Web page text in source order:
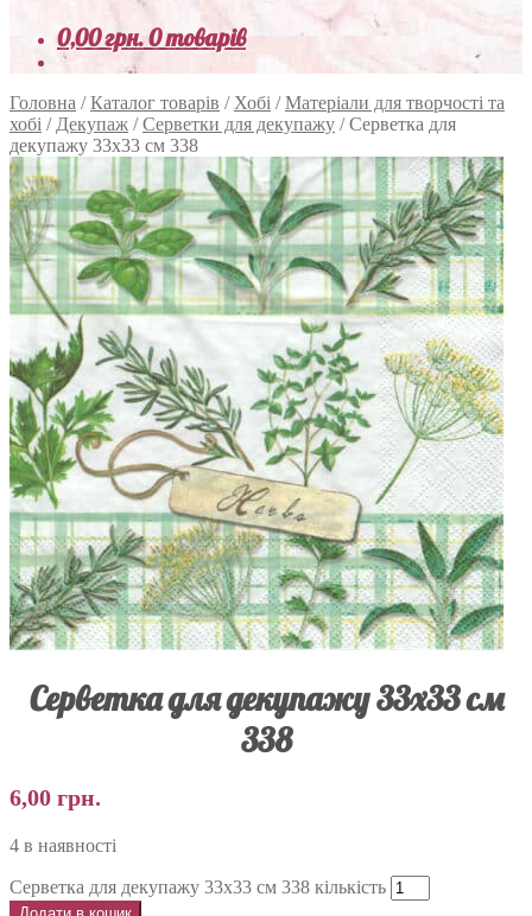
0,00грн.0 товарів
Головна /Каталог товарів / Хобі /Матеріали для творчості та
хобі / Декупаж /Серветки для декупажу /Серветка для
декупажу 33х33 см 338
Серветка для декупажу 33х33 см
338
6,00 грн.
4 в наявності
Серветка для декупажу 33х33 см 338 кількість